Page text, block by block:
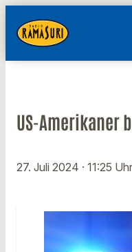
US-Amerikaner
27. Juli 2024 · 11:25 Uhr